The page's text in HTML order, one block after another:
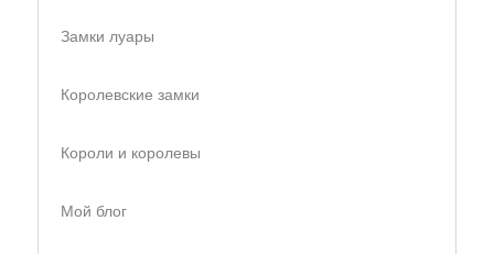
Замки луары
Королевские замки
Короли и королевы
Мой блог